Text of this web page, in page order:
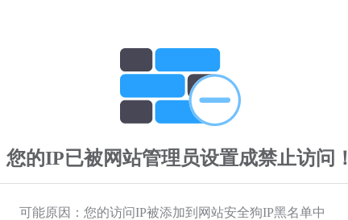
您的IP已被网站管理员设置成禁止访问！
可能原因：您的访问IP被添加到网站安全狗IP黑名单中